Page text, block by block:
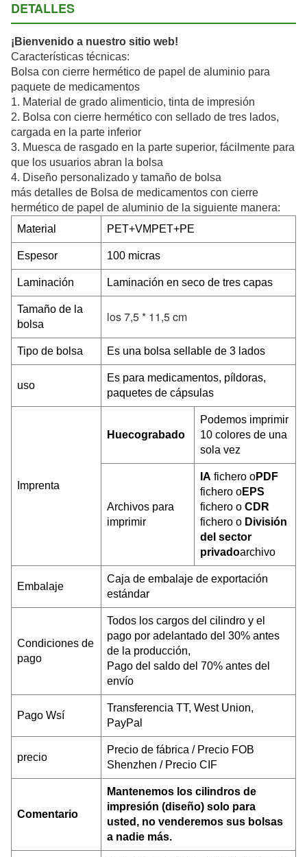
DETALLES
¡Bienvenido a nuestro sitio web!
Características técnicas:
Bolsa con cierre hermético de papel de aluminio para
paquete de medicamentos
1. Material de grado alimenticio, tinta de impresión
2. Bolsa con cierre hermético con sellado de tres lados,
cargada en la parte inferior
3. Muesca de rasgado en la parte superior, fácilmente para
que los usuarios abran la bolsa
4. Diseño personalizado y tamaño de bolsa
más detalles de Bolsa de medicamentos con cierre
hermético de papel de aluminio de la siguiente manera:
Material
PET+VMPET+PE
Espesor 100 micras
Laminación Laminación en seco de tres capas
Tamaño de la
bolsa
los 7,5 * 11,5 cm
Tipo de bolsa Es una bolsa sellable de 3 lados
uso
Es para medicamentos, píldoras,
paquetes de cápsulas
Imprenta
Huecograbado
Podemos imprimir
10 colores de una
sola vez
Archivos para
imprimir
IA fichero oPDF
fichero oEPS
fichero o CDR
fichero o División
del sector
privadoarchivo
Embalaje
Caja de embalaje de exportación
estándar
Condiciones de
pago
Todos los cargos del cilindro y el
pago por adelantado del 30% antes
de la producción,
Pago del saldo del 70% antes del
envío
Pago Wsí
Transferencia TT, West Union,
PayPal
precio
Precio de fábrica / Precio FOB
Shenzhen / Precio CIF
Comentario
Mantenemos los cilindros de
impresión (diseño) solo para
usted, no venderemos sus bolsas
a nadie más.